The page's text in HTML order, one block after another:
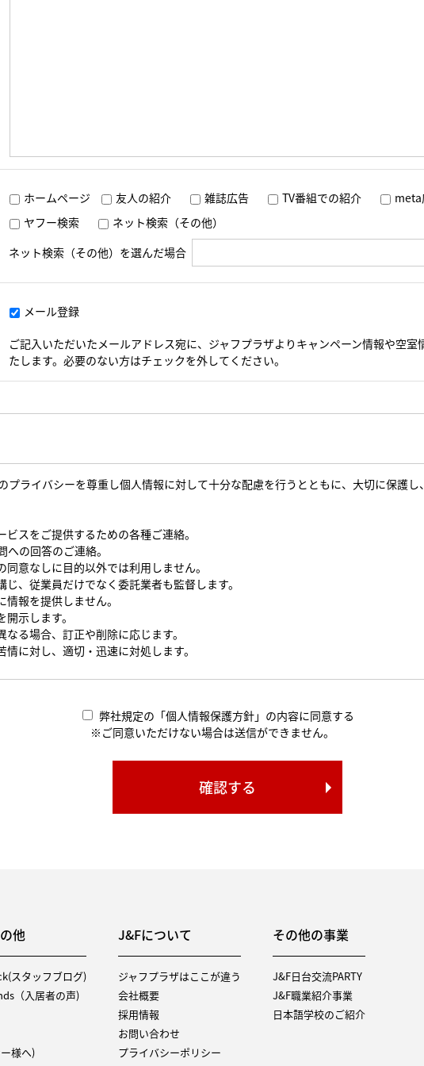
ホームページ 友人の紹介 雑誌広告 TV番組での紹介 meta
ヤフー検索
ネット検索（その他）
ネット検索（その他）を選んだ場合
メール登録
ご記入いただいたメールアドレス宛に、ジャフプラザよりキャンペーン情報や空
たします。必要のない方はチェックを外してください。
プライバシーを尊重し個人情報に対して十分な配慮を行うとともに、大切に保護
スをご提供するための各種ご連絡。
の回答のご連絡。
意なしに目的以外では利用しません。
、従業員だけでなく委託業者も監督します。
報を提供しません。
示します。
る場合、訂正や削除に応じます。
に対し、適切・迅速に対処します。
弊社規定の「個人情報保護方針」の内容に同意する
※ご同意いただけない場合は送信ができません。
他
スタッフブログ)
（入居者の声)
様へ)
J&Fについて
ジャフプラザはここが違う
会社概要
採用情報
お問い合わせ
プライバシーポリシー
その他の事業
J&F日台交流PARTY
J&F職業紹介事業
日本語学校のご紹介